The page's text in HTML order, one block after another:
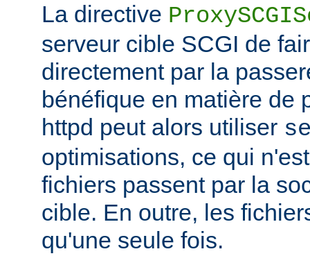
La directive
serveur cible SCGI de
directement par la
bénéfique en matière de
httpd peut alors utiliser
optimisations, ce qui
fichiers passent par la
cible. En outre, les
qu'une seule fois.